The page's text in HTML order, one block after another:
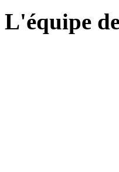
L'équipe